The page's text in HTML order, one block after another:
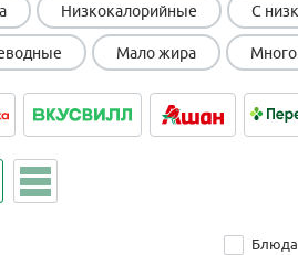
Низкокалорийные С
Мало жира
Блюда